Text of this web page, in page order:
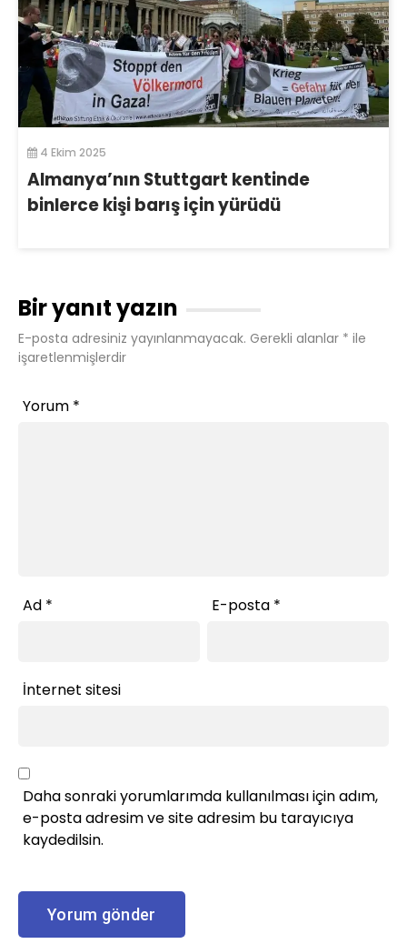
4 Ekim 2025
Almanya’nın Stuttgart kentinde
binlerce kişi barış için yürüdü
Bir yanıt yazın
E-posta adresiniz yayınlanmayacak. Gerekli alanlar * ile
işaretlenmişlerdir
Yorum *
Ad * E-posta *
İnternet sitesi
Daha sonraki yorumlarımda kullanılması için adım,
e-posta adresim ve site adresim bu tarayıcıya
kaydedilsin.